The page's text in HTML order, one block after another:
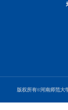
版权所有©河南师范大